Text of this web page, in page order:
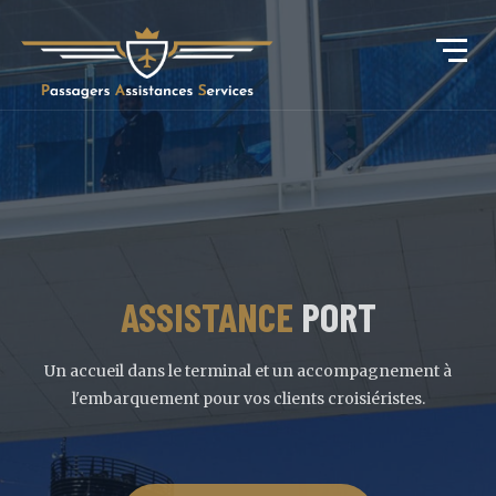
SERVICETRANSFERT
Ce service prévoit la prise en charge au domicile jusqu'à la
ou l'aéroport et vice versa.
ASSISTANCE PORT
Un accueil dans le terminal et un accompagnement à
l'embarquement pour vos clients croisiéristes.